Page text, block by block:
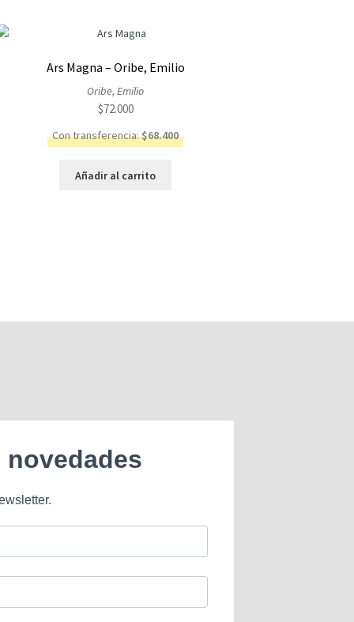
Ars Magna – Oribe, Emilio
Oribe, Emilio
$72.000
Con transferencia:$68.400
Añadir al carrito